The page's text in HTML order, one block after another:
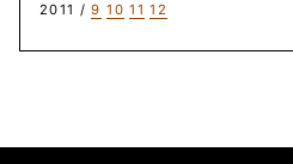
2011 /9 10 11 12